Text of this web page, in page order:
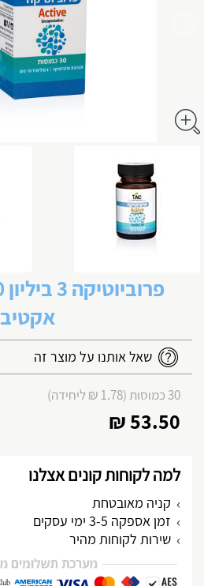
אקטיב
שאל אותנו על מוצר זה
30 כמוסות (1.78 ₪ ליחידה)
53.50 ₪
למה לקוחות קונים אצלנו
קניה מאובטחת
זמן אספקה 3-5 ימי עסקים
שירות לקוחות מהיר